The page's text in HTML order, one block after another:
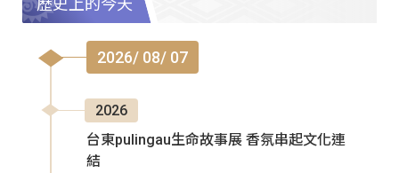
歷史上的今天
2026/ 08/ 07
2026
台東pulingau生命故事展 香氛串起文化連
結